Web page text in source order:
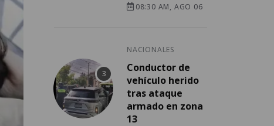
08:30 AM, AGO 06
NACIONALES
Conductor de
vehículo herido
tras ataque
armado en zona
13